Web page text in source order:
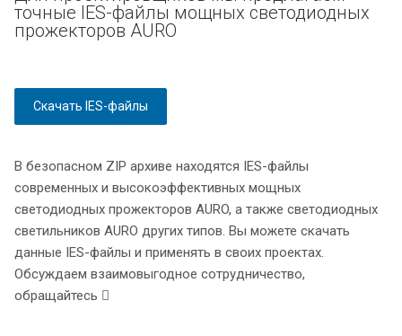
точные IES-файлы мощных светодиодных
прожекторов AURO
Скачать IES-файлы
В безопасном ZIP архиве находятся IES-файлы
современных и высокоэффективных мощных
светодиодных прожекторов AURO, а также светодиодных
светильников AURO других типов. Вы можете скачать
данные IES-файлы и применять в своих проектах.
Обсуждаем взаимовыгодное сотрудничество,
обращайтесь